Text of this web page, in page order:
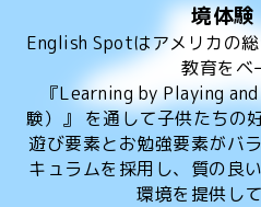
境体験
English Spotはアメリカの
教育をベ
『Learning by Playing
験）』 を通して子供たちの
遊び要素とお勉強要素がバ
キュラムを採用し、質の良
環境を提供し